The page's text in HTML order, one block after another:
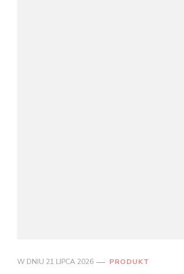
W DNIU 21 LIPCA 2026 PRODUKT